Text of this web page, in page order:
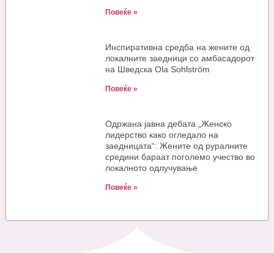
Повеќе »
Инспиративна средба на жените од
локалните заедници со амбасадорот
на Шведска Ola Sohlström
Повеќе »
Одржана јавна дебата „Женско
лидерство како огледало на
заедницата“: Жените од руралните
средини бараат поголемо учество во
локалното одлучување
Повеќе »